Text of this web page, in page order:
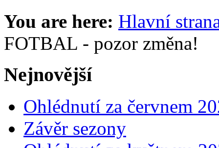
You are here: Hlavní
FOTBAL - pozor změna!
Nejnovější
Ohlédnutí za červnem
Závěr sezony